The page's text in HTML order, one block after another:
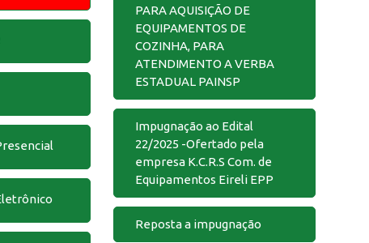
PARA AQUISIÇÃO DE
EQUIPAMENTOS DE
COZINHA, PARA
ATENDIMENTO A VERBA
ESTADUAL PAINSP
Impugnação ao Edital
22/2025 -Ofertado pela
empresa K.C.R.S Com. de
Equipamentos Eireli EPP
Reposta a impugnação